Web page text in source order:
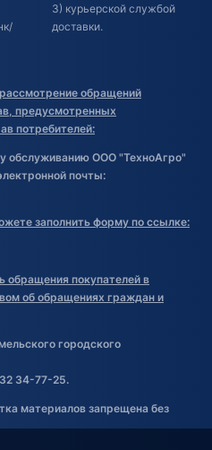
3) курьерской службой
доставки.
обращений
предусмотренных
потребителей:
обслуживанию ООО "ТехноАгро"
почты:
заполнить форму по ссылке:
обращения покупателей в
об обращениях граждан и
городского
34-77-25.
материалов запрещена без